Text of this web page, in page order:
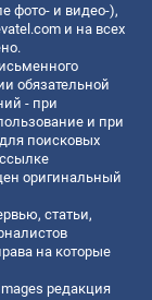
фото- и видео-),
и на всех
обязательной
- при
и при
поисковых
оригинальный
статьи,
на которые
редакция